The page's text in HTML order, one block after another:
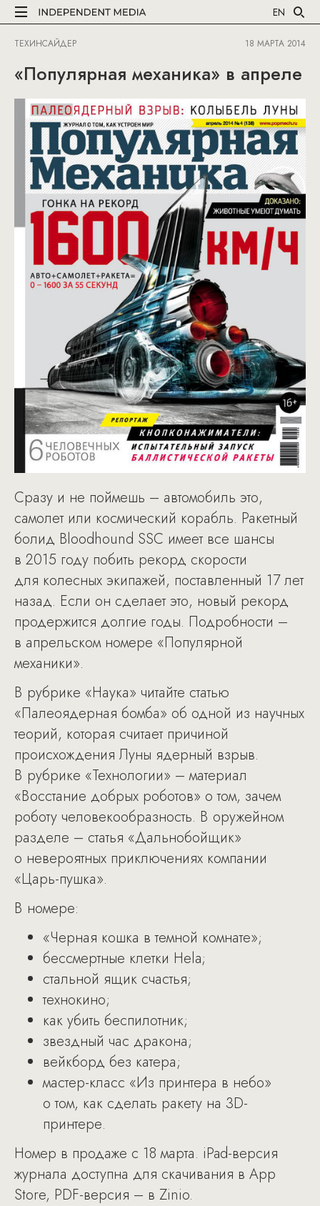
EN
ТЕХИНСАЙДЕР 18 МАРТА 2014
«Популярная механика» в апреле
Сразу и не поймешь – автомобиль это,
самолет или космический корабль. Ракетный
болид Bloodhound SSC имеет все шансы
в 2015 году побить рекорд скорости
для колесных экипажей, поставленный 17 лет
назад. Если он сделает это, новый рекорд
продержится долгие годы. Подробности –
в апрельском номере «Популярной
механики».
В рубрике «Наука» читайте статью
«Палеоядерная бомба» об одной из научных
теорий, которая считает причиной
происхождения Луны ядерный взрыв.
В рубрике «Технологии» – материал
«Восстание добрых роботов» о том, зачем
роботу человекообразность. В оружейном
разделе – статья «Дальнобойщик»
о невероятных приключениях компании
«Царь-пушка».
В номере:
«Черная кошка в темной комнате»;
бессмертные клетки Hela;
стальной ящик счастья;
технокино;
как убить беспилотник;
звездный час дракона;
вейкборд без катера;
мастер-класс «Из принтера в небо»
о том, как сделать ракету на 3D-
принтере.
Номер в продаже с 18 марта. iPad-версия
журнала доступна для скачивания в App
Store, PDF-версия – в Zinio.